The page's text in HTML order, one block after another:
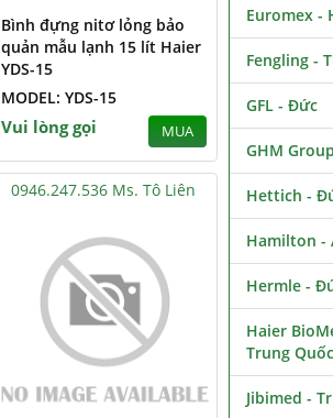
Bình đựng nitơ lỏng bảo
quản mẫu lạnh 15 lít Haier
YDS-15
MODEL: YDS-15
Vui lòng gọi MUA
0946.247.536 Ms. Tô Liên
Euromex -
Fengling -
GFL - Đức
GHM
Hettich -
Hamilton -
Hermle -
Haier
Trung Quốc
Jibimed -